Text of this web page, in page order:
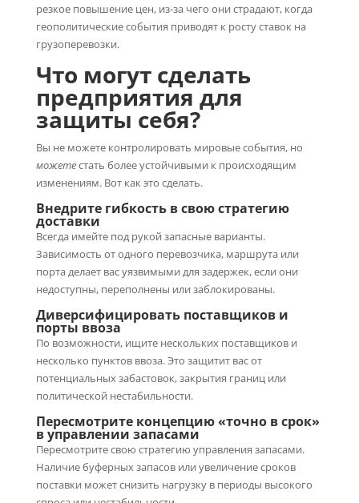
резкое повышение цен, из-за чего они страдают, когда
геополитические события приводят к росту ставок на
грузоперевозки.
Что могут сделать
предприятия для
защиты себя?
Вы не можете контролировать мировые события, но
можетестать более устойчивыми к происходящим
изменениям. Вот как это сделать.
Внедрите гибкость в свою стратегию
доставки
Всегда имейте под рукой запасные варианты.
Зависимость от одного перевозчика, маршрута или
порта делает вас уязвимыми для задержек, если они
недоступны, переполнены или заблокированы.
Диверсифицировать поставщиков и
порты ввоза
По возможности, ищите нескольких поставщиков и
несколько пунктов ввоза. Это защитит вас от
потенциальных забастовок, закрытия границ или
политической нестабильности.
Пересмотрите концепцию «точно в срок»
в управлении запасами
Пересмотрите свою стратегию управления запасами.
Наличие буферных запасов или увеличение сроков
поставки может снизить нагрузку в периоды высокого